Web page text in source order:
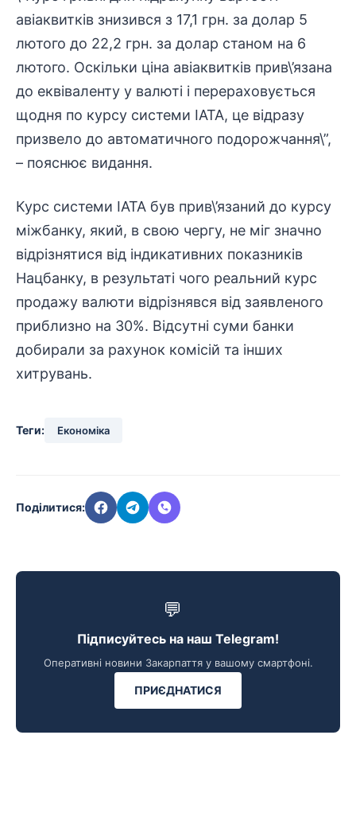
авіаквитків знизився з 17,1 грн. за долар 5
лютого до 22,2 грн. за долар станом на 6
лютого. Оскільки ціна авіаквитків прив\’язана
до еквіваленту у валюті і перераховується
щодня по курсу системи IATA, це відразу
призвело до автоматичного подорожчання\”,
– пояснює видання.
Курс системи IATA був прив\’язаний до курсу
міжбанку, який, в свою чергу, не міг значно
відрізнятися від індикативних показників
Нацбанку, в результаті чого реальний курс
продажу валюти відрізнявся від заявленого
приблизно на 30%. Відсутні суми банки
добирали за рахунок комісій та інших
хитрувань.
Теги: Економіка
Поділитися:
💬
Підписуйтесь на наш Telegram!
Оперативні новини Закарпаття у вашому смартфоні.
ПРИЄДНАТИСЯ